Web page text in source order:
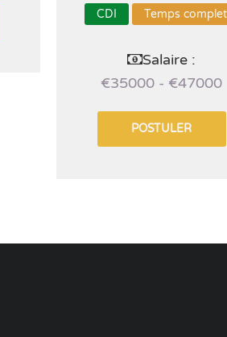
CDI Temps complet
Salaire :
€35000 - €47000
POSTULER